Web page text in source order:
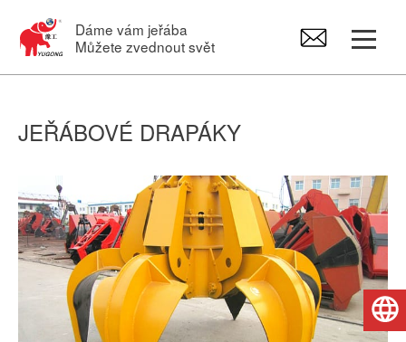
Dáme vám jeřába
Můžete zvednout svět
Portálový jeřáb
Otočné jeřáby
Elektrický kladkostroje
Náhradní díly pro jeřáby
JEŘÁBOVÉ DRAPÁKY
Čeština